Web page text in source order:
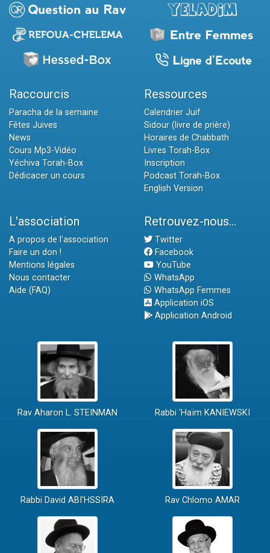
Raccourcis
Paracha de la semaine
Fêtes Juives
News
Cours Mp3-Vidéo
Yéchiva Torah-Box
Dédicacer un cours
Ressources
Calendrier Juif
Sidour (livre de prière)
Horaires de Chabbath
Livres Torah-Box
Inscription
Podcast Torah-Box
English Version
L'association
A propos de l'association
Faire un don !
Mentions légales
Nous contacter
Aide (FAQ)
Retrouvez-nous...
Twitter
Facebook
YouTube
WhatsApp
WhatsApp Femmes
Application iOS
Application Android
Rav Aharon L. STEINMAN Rabbi 'Haïm KANIEWSKI
Rabbi David ABI'HSSIRA Rav Chlomo AMAR